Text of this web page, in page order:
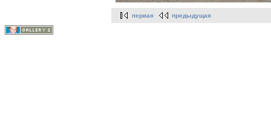
первая предыдущая